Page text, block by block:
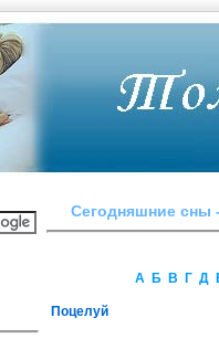
Сегодняшние сны
А Б В Г Д
Поцелуй